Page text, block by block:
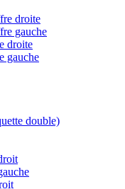
droite
gauche
droite
gauche
double)